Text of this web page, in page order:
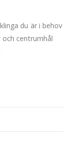
du är i behov
centrumhål